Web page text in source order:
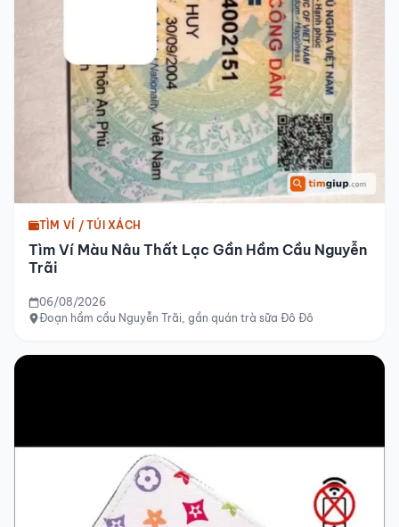
TÌM VÍ / TÚI XÁCH
Tìm Ví Màu Nâu Thất Lạc Gần Hầm Cầu Nguyễn
Trãi
06/08/2026
Đoạn hầm cầu Nguyễn Trãi, gần quán trà sữa Đô Đô